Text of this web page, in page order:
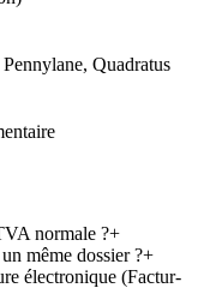
Quadratus
normale ?+
même dossier ?+
électronique (Factur-